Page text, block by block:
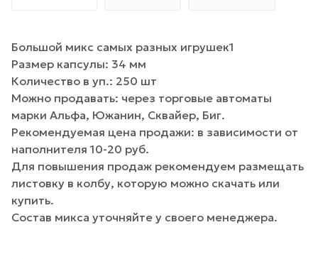
Большой микс самых разных игрушек1
Размер капсулы: 34 мм
Количество в уп.: 250 шт
Можно продавать: через торговые автоматы
марки Альфа, Южанин, Сквайер, Биг.
Рекомендуемая цена продажи: в зависимости от
наполнителя 10-20 руб.
Для повышения продаж рекомендуем размещать
листовку в колбу, которую можно скачать или
купить.
Состав микса уточняйте у своего менеджера.